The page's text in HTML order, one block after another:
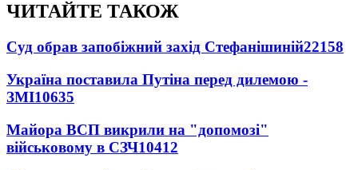
ЧИТАЙТЕ ТАКОЖ
Суд обрав запобіжний захід Стефанішиній22158
Україна поставила Путіна перед дилемою -
ЗМІ10635
Майора ВСП викрили на "допомозі"
військовому в СЗЧ10412